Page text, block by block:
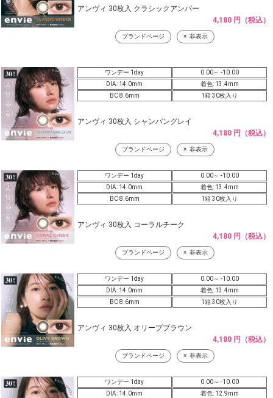
アンヴィ 30枚入 クラシックアンバー
4,180 円（税込）
ブランドページ 非表示
ワンデー 1day
0.00～ -10.00
DIA: 14.0mm
着色: 13.4mm
BC 8.6mm
1箱 30枚入り
アンヴィ 30枚入 シャンパングレイ
4,180 円（税込）
ブランドページ 非表示
ワンデー 1day
0.00～ -10.00
DIA: 14.0mm
着色: 13.4mm
BC 8.6mm
1箱 30枚入り
アンヴィ 30枚入 コーラルチーク
4,180 円（税込）
ブランドページ 非表示
ワンデー 1day
0.00～ -10.00
DIA: 14.0mm
着色: 13.4mm
BC 8.6mm
1箱 30枚入り
アンヴィ 30枚入 オリーブブラウン
4,180 円（税込）
ブランドページ 非表示
ワンデー 1day
0.00～ -10.00
DIA: 14.0mm
着色: 12.9mm